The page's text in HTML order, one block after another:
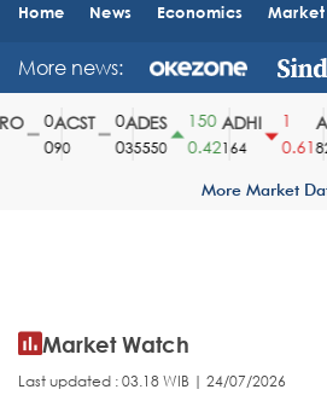
Home News Economics Market
More news:
ACST
90
ADES
35550
150
0.42
ADHI
164
0.61
More Market
Market Watch
Last updated : 03.18 WIB | 24/07/2026